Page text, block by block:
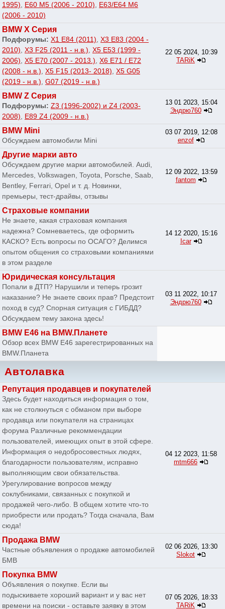
1995), E60 M5 (2006 - 2010), E63/E64 M6
(2006 - 2010)
BMW X Серия
Подфорумы: X1 E84 (2011), X3 E83 (2004 -
2010), X3 F25 (2011 - н.в.), X5 E53 (1999 -
2006), X5 E70 (2007 - 2013.), X6 E71 / E72
(2008 - н.в.), X5 F15 (2013- 2018), X5 G05
(2019 - н.в.), G07 (2019 - н.в.)
22 05 2024, 10:39
TARiK
BMW Z Серия
Подфорумы: Z3 (1996-2002) и Z4 (2003-
2008), E89 Z4 (2009 - н.в.)
13 01 2023, 15:04
Эндрю760
BMW Mini
Обсуждаем автомобили Mini
03 07 2019, 12:08
enzof
Другие марки авто
Обсуждаем другие марки автомобилей. Audi,
Mercedes, Volkswagen, Toyota, Porsche, Saab,
Bentley, Ferrari, Opel и т. д. Новинки,
премьеры, тест-драйвы, отзывы
12 09 2022, 13:59
fantom
Страховые компании
Не знаете, какая страховая компания
надежна? Сомневаетесь, где оформить
КАСКО? Есть вопросы по ОСАГО? Делимся
опытом общения со страховыми компаниями
в этом разделе
14 12 2020, 15:16
Icar
Юридическая консультация
Попали в ДТП? Нарушили и теперь грозит
наказание? Не знаете своих прав? Предстоит
поход в суд? Спорная ситуация с ГИБДД?
Обсуждаем тему закона здесь!
03 11 2022, 10:17
Эндрю760
BMW E46 на BMW.Планете
Обзор всех BMW E46 зарегестрированных на
BMW.Планета
Автолавка
Репутация продавцев и покупателей
Здесь будет находиться информация о том,
как не столкнуться с обманом при выборе
продавца или покупателя на страницах
форума Различные рекоммендации
пользователей, имеющих опыт в этой сфере.
Информация о недобросовестных людях,
благодарности пользователям, исправно
выполняющим свои обязательства.
Урегулирование вопросов между
соклубниками, связанных с покупкой и
продажей чего-либо. В общем хотите что-то
приобрести или продать? Тогда сначала, Вам
сюда!
04 12 2023, 11:58
mtm666
Продажа BMW
Частные объявления о продаже автомобилей
БМВ
02 06 2026, 13:30
Slokot
Покупка BMW
Объявления о покупке. Если вы
подыскиваете хороший вариант и у вас нет
времени на поиски - оставьте заявку в этом
07 05 2026, 18:33
TARiK